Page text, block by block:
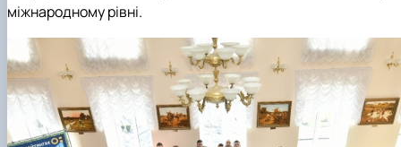
міжнародному рівні.